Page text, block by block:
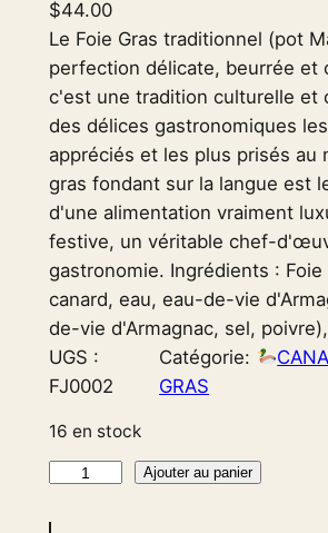
$44.00
Le Foie Gras traditionnel (pot
perfection délicate, beurrée et
c'est une tradition culturelle et
des délices gastronomiques
appréciés et les plus prisés au
gras fondant sur la langue est
d'une alimentation vraiment
festive, un véritable chef-
gastronomie. Ingrédients : Foie
canard, eau, eau-de-vie
de-vie d'Armagnac, sel,
UGS :
FJ0002
Catégorie:
GRAS
16 en stock
Ajouter au panier